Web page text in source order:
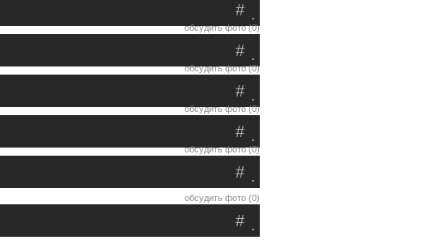
.
#
обсудить фото (0)
.
#
обсудить фото (0)
.
#
обсудить фото (0)
.
#
обсудить фото (0)
.
#
обсудить фото (0)
.
#